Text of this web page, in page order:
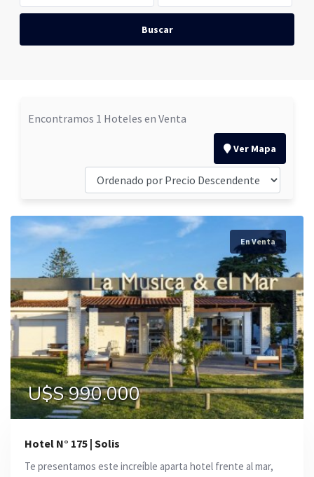
Buscar
Encontramos 1 Hoteles en Venta
Ver Mapa
En Venta
U$S 990.000
Hotel N° 175 | Solis
Te presentamos este increíble aparta hotel frente al mar,